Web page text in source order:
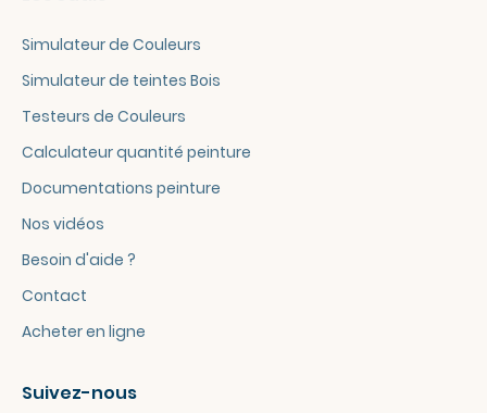
Simulateur de Couleurs
Simulateur de teintes Bois
Testeurs de Couleurs
Calculateur quantité peinture
Documentations peinture
Nos vidéos
Besoin d'aide ?
Contact
Acheter en ligne
Suivez-nous